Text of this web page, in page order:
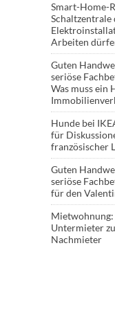
Smart-Home-
Schaltzentrale
Arbeiten
Guten
seriöse
Was muss ein
Hunde bei
für
französischer
Guten
seriöse
für den
Untermieterzu
Nachmieter